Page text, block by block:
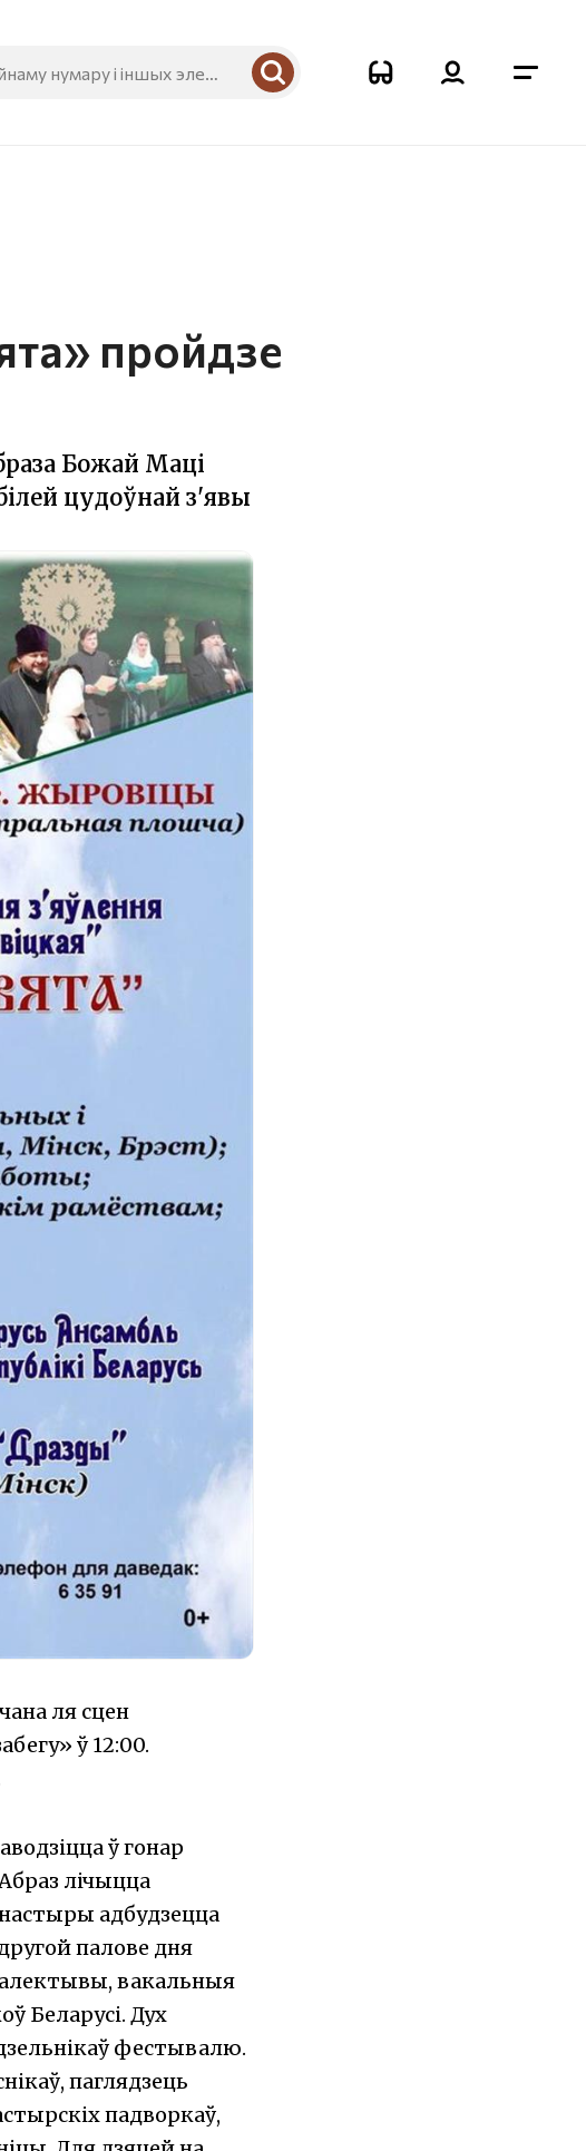
пройдзе
Божай Маці
цудоўнай з'явы
ля сцен
ў 12:00.
ў гонар
лічыцца
адбудзецца
палове дня
вакальныя
Беларусі. Дух
фестывалю.
паглядзець
падворкаў,